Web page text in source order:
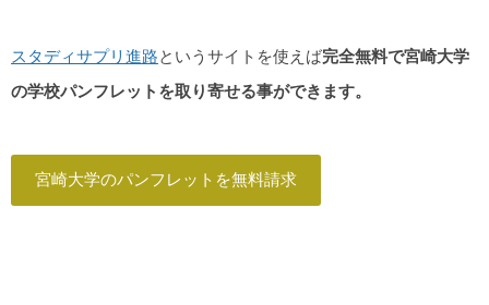
スタディサプリ進路というサイトを使えば完全無料で宮崎大学
の学校パンフレットを取り寄せる事ができます。
宮崎大学のパンフレットを無料請求